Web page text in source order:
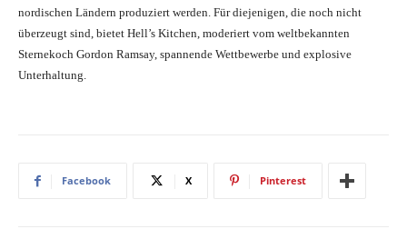
nordischen Ländern produziert werden. Für diejenigen, die noch nicht
überzeugt sind, bietet Hell’s Kitchen, moderiert vom weltbekannten
Sternekoch Gordon Ramsay, spannende Wettbewerbe und explosive
Unterhaltung.
Facebook X Pinterest